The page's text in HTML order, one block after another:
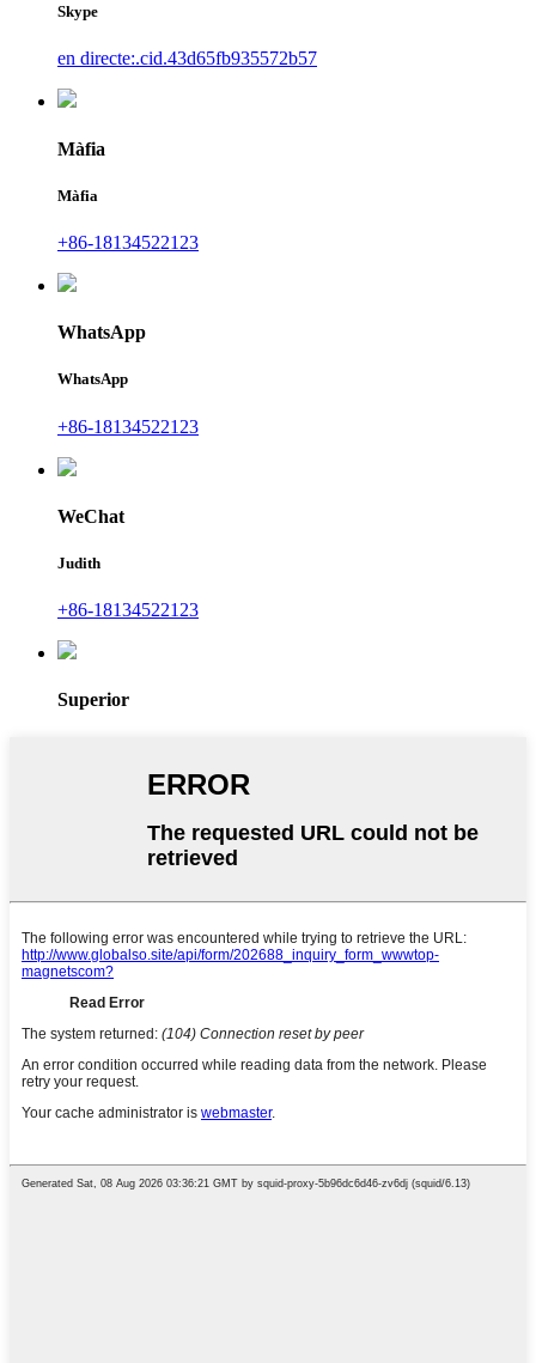
Skype
en directe:.cid.43d65fb935572b57
Màfia
Màfia
+86-18134522123
WhatsApp
WhatsApp
+86-18134522123
WeChat
Judith
+86-18134522123
Superior